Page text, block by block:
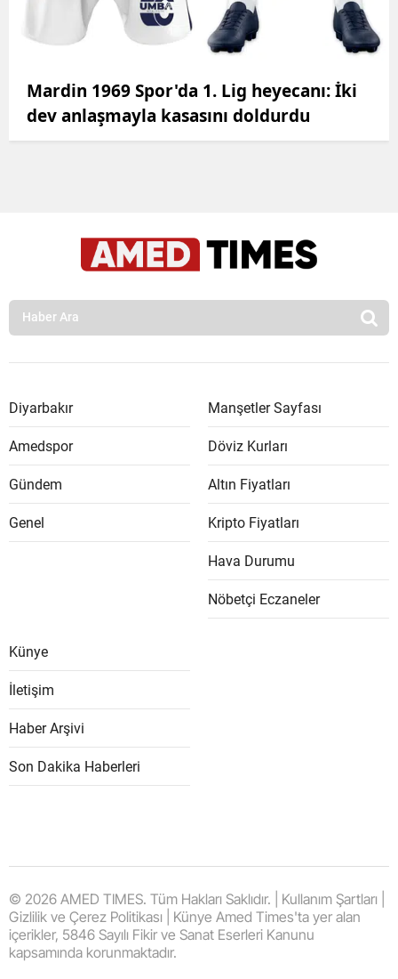
Mardin 1969 Spor'da 1. Lig heyecanı: İki
dev anlaşmayla kasasını doldurdu
Diyarbakır
Amedspor
Gündem
Genel
Manşetler Sayfası
Döviz Kurları
Altın Fiyatları
Kripto Fiyatları
Hava Durumu
Nöbetçi Eczaneler
Künye
İletişim
Haber Arşivi
Son Dakika Haberleri
© 2026 AMED TIMES. Tüm Hakları Saklıdır. | Kullanım Şartları |
Gizlilik ve Çerez Politikası | Künye Amed Times'ta yer alan
içerikler, 5846 Sayılı Fikir ve Sanat Eserleri Kanunu
kapsamında korunmaktadır.